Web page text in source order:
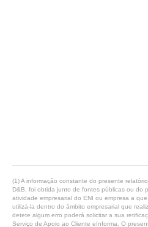
(1) A informação constante do presente
D&B, foi obtida junto de fontes públicas ou do
atividade empresarial do ENI ou empresa a
utilizá-la dentro do âmbito empresarial que
detete algum erro poderá solicitar a sua
Serviço de Apoio ao Cliente eInforma. O